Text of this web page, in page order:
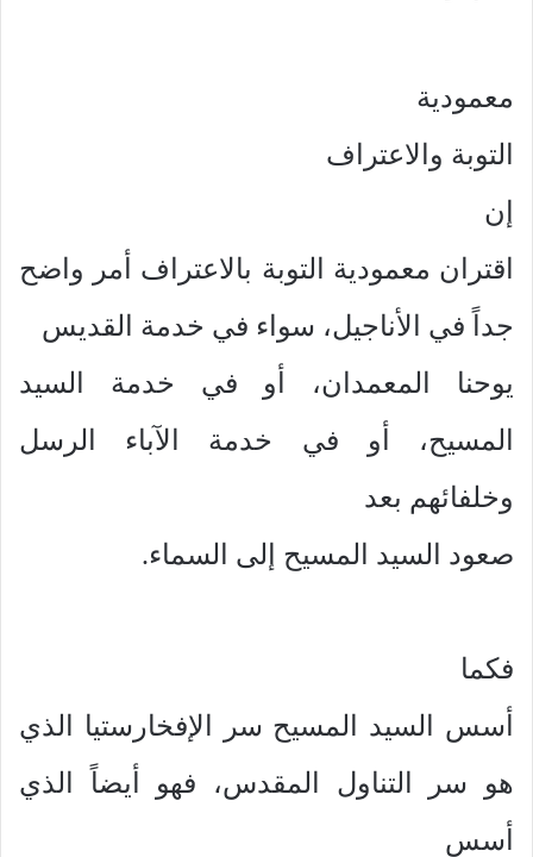
معمودية
التوبة والاعتراف
إن
اقتران معمودية التوبة بالاعتراف أمر واضح
جداً في الأناجيل، سواء في خدمة القديس
يوحنا المعمدان، أو في خدمة السيد
المسيح، أو في خدمة الآباء الرسل
وخلفائهم بعد
صعود السيد المسيح إلى السماء.
فكما
أسس السيد المسيح سر الإفخارستيا الذي
هو سر التناول المقدس، فهو أيضاً الذي
أسس